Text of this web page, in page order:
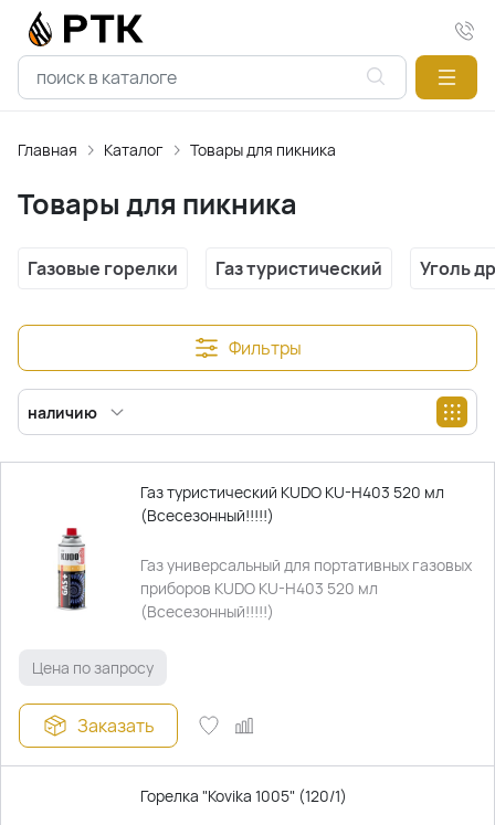
Главная Каталог Товары для пикника
Товары для пикника
Газовые горелки Газ туристический Уголь
Фильтры
наличию
Газ туристический KUDO KU-H403 520 мл
(Всесезонный!!!!!)
Газ универсальный для портативных газовых
приборов KUDO KU-H403 520 мл
(Всесезонный!!!!!)
Цена по запросу
Заказать
Горелка "Kovika 1005" (120/1)